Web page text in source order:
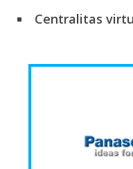
Centralitas